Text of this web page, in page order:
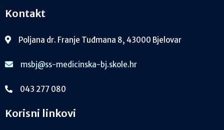
Kontakt
Poljana dr. Franje Tuđmana 8, 43000 Bjelovar
msbj@ss-medicinska-bj.skole.hr
043 277 080
Korisni linkovi